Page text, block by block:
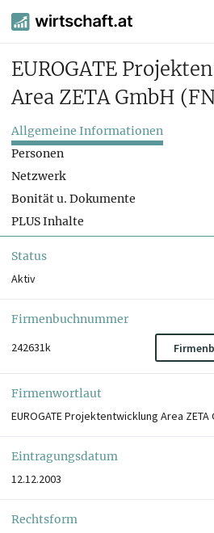
EUROGATE
Area ZETA GmbH
Allgemeine Informationen
Personen
Netzwerk
Bonität u. Dokumente
PLUS Inhalte
Status
Aktiv
Firmenbuchnummer
242631k
Firmenwortlaut
EUROGATE Projektentwicklung Area ZETA
Eintragungsdatum
12.12.2003
Rechtsform